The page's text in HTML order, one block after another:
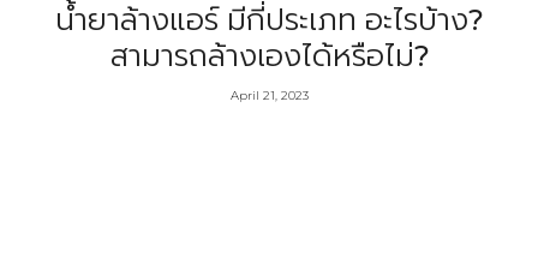
น้ำยาล้างแอร์ มีกี่ประเภท อะไรบ้าง?
สามารถล้างเองได้หรือไม่?
April 21, 2023